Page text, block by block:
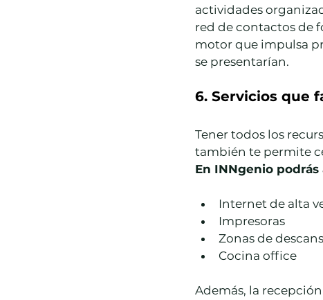
actividades
red de contactos de
motor que impulsa
se presentarían.
6. Servicios que
Tener todos los
también te permite
En INNgenio
Internet de alta
Impresoras
Zonas de
Cocina office
Además, la